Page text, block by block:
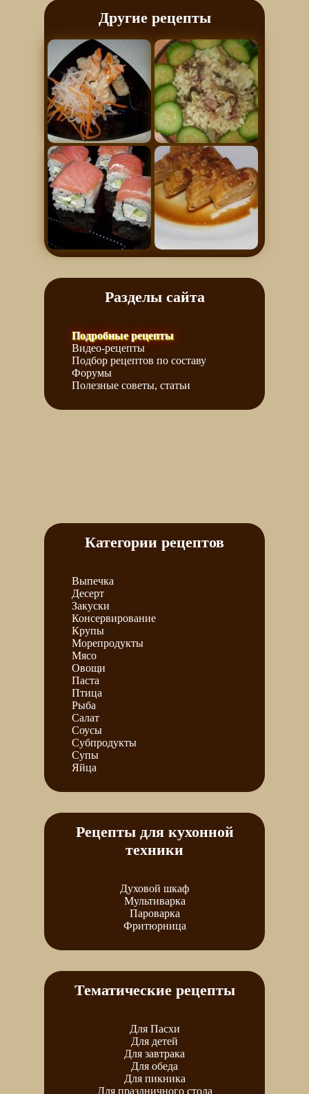
Другие рецепты
Разделы сайта
Подробные рецепты
Видео-рецепты
Подбор рецептов по составу
Форумы
Полезные советы, статьи
Категории рецептов
Выпечка
Десерт
Закуски
Консервирование
Крупы
Морепродукты
Мясо
Овощи
Паста
Птица
Рыба
Салат
Соусы
Субпродукты
Супы
Яйца
Рецепты для кухонной
техники
Духовой шкаф
Мультиварка
Пароварка
Фритюрница
Тематические рецепты
Для Пасхи
Для детей
Для завтрака
Для обеда
Для пикника
Для праздничного стола